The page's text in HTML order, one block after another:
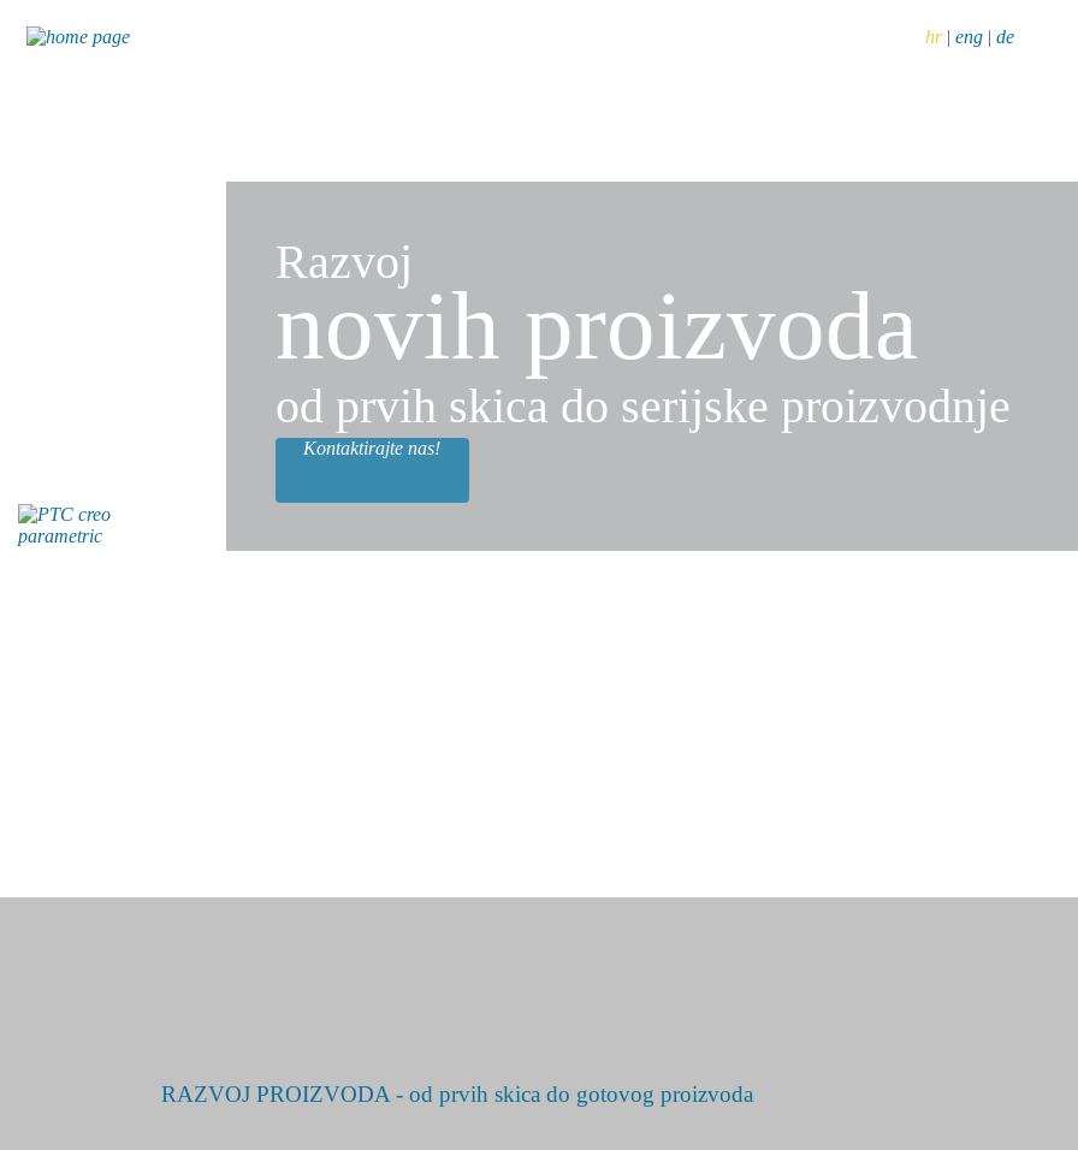
hr| eng| de
Razvoj
novih proizvoda
od prvih skica do serijske proizvodnje
Kontaktirajte nas!
RAZVOJ PROIZVODA - od prvih skica do gotovog proizvoda